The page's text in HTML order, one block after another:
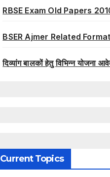
RBSE Exam Old Papers
BSER Ajmer Related
दिव्यांग बालकों हेतु विभिन्न योजना
Current Topics